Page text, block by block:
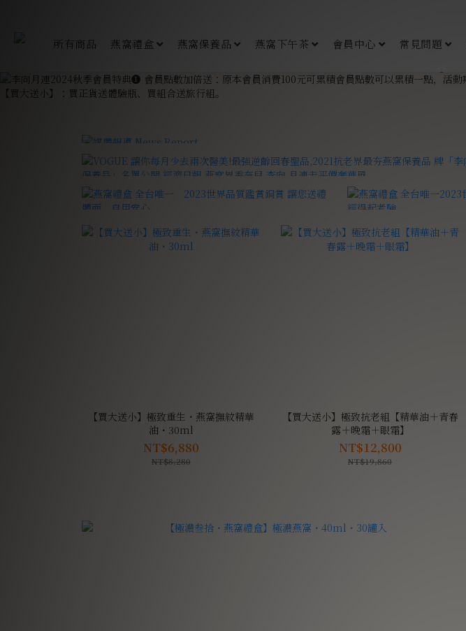
所有商品 燕窩禮盒 燕窩保養品 燕窩下午茶 會員中心 常見問題
【買大送小】極致重生・燕窩撫紋精華
油・30ml
NT$6,880
NT$8,280
【買大送小】極致抗老組【精華油＋青春
露＋晚霜＋眼霜】
NT$12,800
NT$19,860